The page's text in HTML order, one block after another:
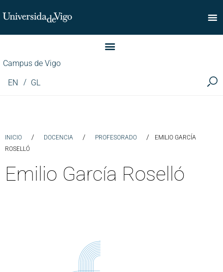
Facultad de Comercio
Campus de Vigo
EN GL
INICIO / DOCENCIA / PROFESORADO /
EMILIO GARCÍA
ROSELLÓ
Emilio García Roselló